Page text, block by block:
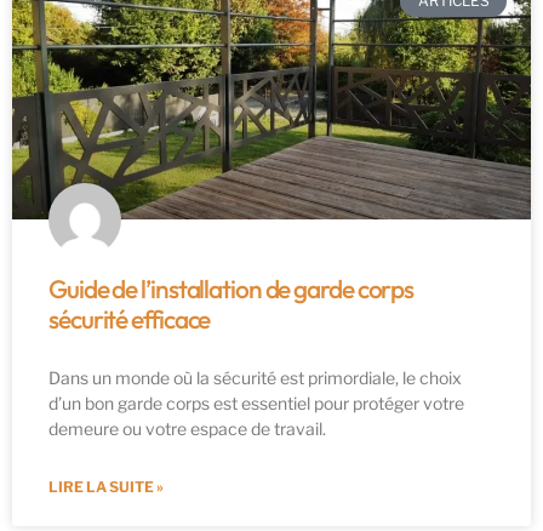
Guide de l’installation de garde corps
sécurité efficace
Dans un monde où la sécurité est primordiale, le choix
d’un bon garde corps est essentiel pour protéger votre
demeure ou votre espace de travail.
LIRE LA SUITE »